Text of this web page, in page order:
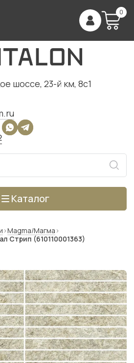
0
шоссе, 23-й км, 8с1
Каталог
Magma/Магма
Стрип (610110001363)